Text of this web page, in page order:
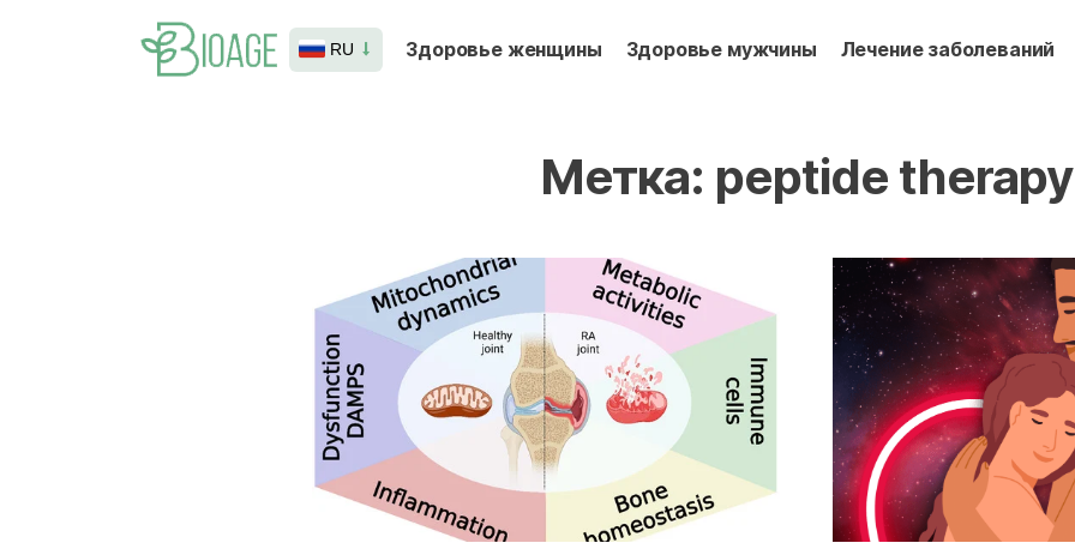
RU Здоровье женщины Здоровье мужчины Лечение заболеваний
Метка: peptide therapy